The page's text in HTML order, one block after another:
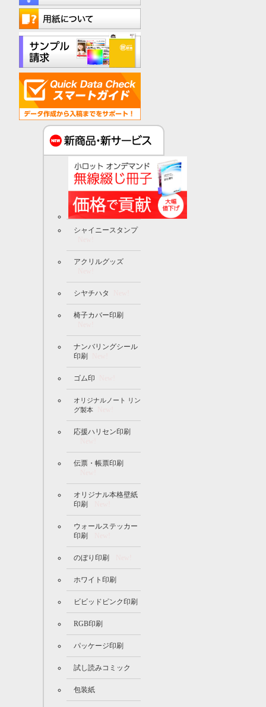
シャイニースタンプ
アクリルグッズ
シヤチハタ
椅子カバー印刷
ナンバリングシール
印刷
ゴム印
オリジナルノート リン
グ製本
応援ハリセン印刷
伝票・帳票印刷
オリジナル本格壁紙
印刷
ウォールステッカー
印刷
のぼり印刷
ホワイト印刷
ビビッドピンク印刷
RGB印刷
パッケージ印刷
試し読みコミック
包装紙